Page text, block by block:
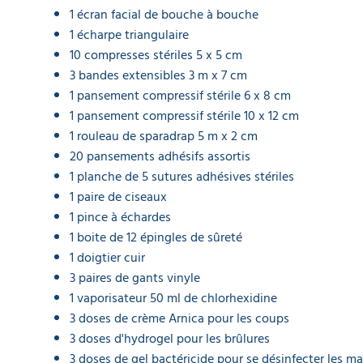
1 écran facial de bouche à bouche
1 écharpe triangulaire
10 compresses stériles 5 x 5 cm
3 bandes extensibles 3 m x 7 cm
1 pansement compressif stérile 6 x 8 cm
1 pansement compressif stérile 10 x 12 cm
1 rouleau de sparadrap 5 m x 2 cm
20 pansements adhésifs assortis
1 planche de 5 sutures adhésives stériles
1 paire de ciseaux
1 pince à échardes
1 boite de 12 épingles de sûreté
1 doigtier cuir
3 paires de gants vinyle
1 vaporisateur 50 ml de chlorhexidine
3 doses de crème Arnica pour les coups
3 doses d'hydrogel pour les brûlures